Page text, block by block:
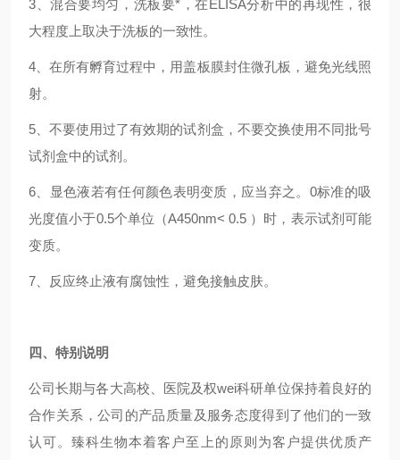
3、混合要均匀，洗板要*，在ELISA分析中的再现性，很
大程度上取决于洗板的一致性。
4、在所有孵育过程中，用盖板膜封住微孔板，避免光线照
射。
5、不要使用过了有效期的试剂盒，不要交换使用不同批号
试剂盒中的试剂。
6、显色液若有任何颜色表明变质，应当弃之。0标准的吸
光度值小于0.5个单位（A450nm< 0.5 ）时，表示试剂可能
变质。
7、反应终止液有腐蚀性，避免接触皮肤。
四、特别说明
公司长期与各大高校、医院及权wei科研单位保持着良好的
合作关系，公司的产品质量及服务态度得到了他们的一致
认可。臻科生物本着客户至上的原则为客户提供优质产